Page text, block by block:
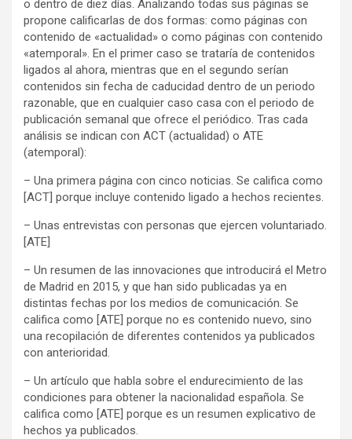
o dentro de diez días. Analizando todas sus páginas se
propone calificarlas de dos formas: como páginas con
contenido de «actualidad» o como páginas con contenido
«atemporal». En el primer caso se trataría de contenidos
ligados al ahora, mientras que en el segundo serían
contenidos sin fecha de caducidad dentro de un periodo
razonable, que en cualquier caso casa con el periodo de
publicación semanal que ofrece el periódico. Tras cada
análisis se indican con ACT (actualidad) o ATE
(atemporal):
– Una primera página con cinco noticias. Se califica como
[ACT] porque incluye contenido ligado a hechos recientes.
– Unas entrevistas con personas que ejercen voluntariado.
[ATE]
– Un resumen de las innovaciones que introducirá el Metro
de Madrid en 2015, y que han sido publicadas ya en
distintas fechas por los medios de comunicación. Se
califica como [ATE] porque no es contenido nuevo, sino
una recopilación de diferentes contenidos ya publicados
con anterioridad.
– Un artículo que habla sobre el endurecimiento de las
condiciones para obtener la nacionalidad española. Se
califica como [ATE] porque es un resumen explicativo de
hechos ya publicados.